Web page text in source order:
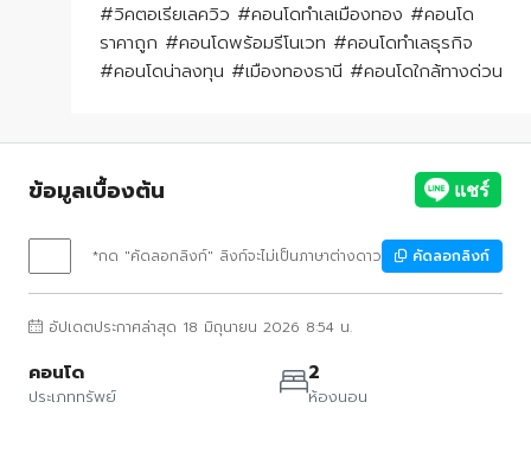
#วิคตอเรียเลควิว #คอนโดทำเลเมืองทอง #คอนโด
ราคาถูก #คอนโดพร้อมรีโนเวท #คอนโดทำเลธุรกิจ
#คอนโดน่าลงทุน #เมืองทองธานี #คอนโดใกล้ทางด่วน
ข้อมูลเบื้องต้น
*กด "คัดลอกลิงก์" ลิงก์จะไม่เป็นภาษาต่างดาว คัดลอกลิงก์
อัปเดตประกาศล่าสุด 18 มิถุนายน 2026 8:54 น.
คอนโด
ประเภททรัพย์
2
ห้องนอน